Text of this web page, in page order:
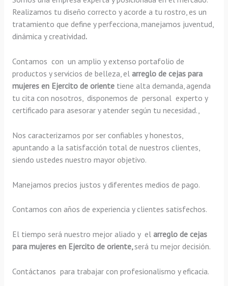
Realizamos tu diseño correcto y acorde a tu rostro, es un
tratamiento que define y perfecciona, manejamos juventud,
dinámica y creatividad.
Contamos con un amplio y extenso portafolio de
productos y servicios de belleza, el arreglo de cejas para
mujeres en Ejercito de orientetiene alta demanda, agenda
tu cita con nosotros, disponemos de personal experto y
certificado para asesorar y atender según tu necesidad.,
Nos caracterizamos por ser confiables y honestos,
apuntando a la satisfacción total de nuestros clientes,
siendo ustedes nuestro mayor objetivo.
Manejamos precios justos y diferentes medios de pago.
Contamos con años de experiencia y clientes satisfechos.
El tiempo será nuestro mejor aliado y el arreglo de cejas
para mujeres en Ejercito de oriente,será tu mejor decisión.
Contáctanos para trabajar con profesionalismo y eficacia.